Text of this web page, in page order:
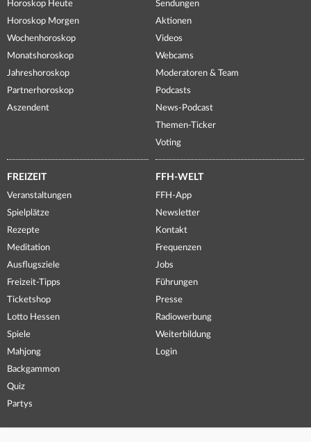
Horoskop Heute
Horoskop Morgen
Wochenhoroskop
Monatshoroskop
Jahreshoroskop
Partnerhoroskop
Aszendent
Sendungen
Aktionen
Videos
Webcams
Moderatoren & Team
Podcasts
News-Podcast
Themen-Ticker
Voting
FREIZEIT
Veranstaltungen
Spielplätze
Rezepte
Meditation
Ausflugsziele
Freizeit-Tipps
Ticketshop
Lotto Hessen
Spiele
Mahjong
Backgammon
Quiz
Partys
FFH-WELT
FFH-App
Newsletter
Kontakt
Frequenzen
Jobs
Führungen
Presse
Radiowerbung
Weiterbildung
Login